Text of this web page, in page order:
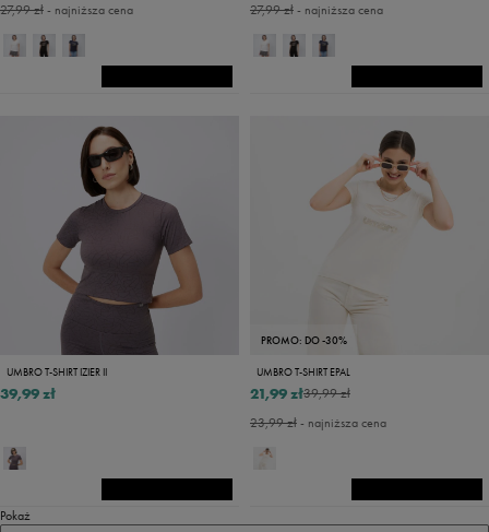
27,99 zł- najniższa cena 27,99 zł- najniższa cena
UMBRO T-SHIRT IZIER II
39,99 zł
PROMO: DO -30%
UMBRO T-SHIRT EPAL
39,99 zł
21,99 zł
23,99 zł- najniższa cena
Pokaż